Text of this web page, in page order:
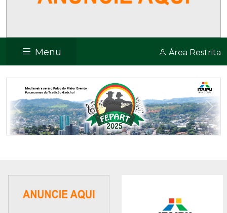
Menu Área Restrita
Previous